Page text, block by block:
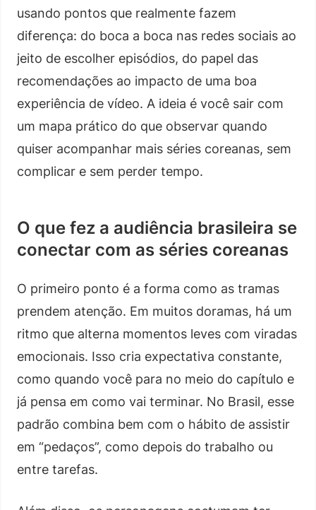
usando pontos que realmente fazem
diferença: do boca a boca nas redes sociais ao
jeito de escolher episódios, do papel das
recomendações ao impacto de uma boa
experiência de vídeo. A ideia é você sair com
um mapa prático do que observar quando
quiser acompanhar mais séries coreanas, sem
complicar e sem perder tempo.
O que fez a audiência brasileira se
conectar com as séries coreanas
O primeiro ponto é a forma como as tramas
prendem atenção. Em muitos doramas, há um
ritmo que alterna momentos leves com viradas
emocionais. Isso cria expectativa constante,
como quando você para no meio do capítulo e
já pensa em como vai terminar. No Brasil, esse
padrão combina bem com o hábito de assistir
em “pedaços”, como depois do trabalho ou
entre tarefas.